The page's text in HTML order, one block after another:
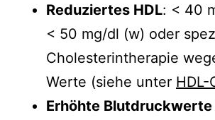
Reduziertes HDL: < 40
< 50 mg/dl (w) oder
Cholesterintherapie
Werte (siehe unter HDL-
Erhöhte Blutdruckwerte